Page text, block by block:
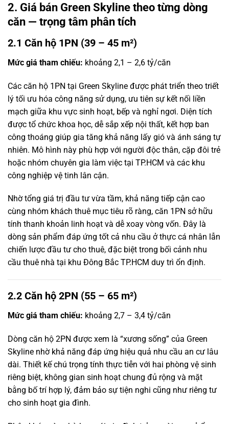
2. Giá bán Green Skyline theo từng dòng
căn — trọng tâm phân tích
2.1 Căn hộ 1PN (39 – 45 m²)
Mức giá tham chiếu: khoảng 2,1 – 2,6 tỷ/căn
Các căn hộ 1PN tại Green Skyline được phát triển theo triết
lý tối ưu hóa công năng sử dụng, ưu tiên sự kết nối liền
mạch giữa khu vực sinh hoạt, bếp và nghỉ ngơi. Diện tích
được tổ chức khoa học, dễ sắp xếp nội thất, kết hợp ban
công thoáng giúp gia tăng khả năng lấy gió và ánh sáng tự
nhiên. Mô hình này phù hợp với người độc thân, cặp đôi trẻ
hoặc nhóm chuyên gia làm việc tại TP.HCM và các khu
công nghiệp vệ tinh lân cận.
Nhờ tổng giá trị đầu tư vừa tầm, khả năng tiếp cận cao
cùng nhóm khách thuê mục tiêu rõ ràng, căn 1PN sở hữu
tính thanh khoản linh hoạt và dễ xoay vòng vốn. Đây là
dòng sản phẩm đáp ứng tốt cả nhu cầu ở thực cá nhân lẫn
chiến lược đầu tư cho thuê, đặc biệt trong bối cảnh nhu
cầu thuê nhà tại khu Đông Bắc TP.HCM duy trì ổn định.
2.2 Căn hộ 2PN (55 – 65 m²)
Mức giá tham chiếu: khoảng 2,7 – 3,4 tỷ/căn
Dòng căn hộ 2PN được xem là “xương sống” của Green
Skyline nhờ khả năng đáp ứng hiệu quả nhu cầu an cư lâu
dài. Thiết kế chú trọng tính thực tiễn với hai phòng vệ sinh
riêng biệt, không gian sinh hoạt chung đủ rộng và mặt
bằng bố trí hợp lý, đảm bảo sự tiện nghi cũng như riêng tư
cho sinh hoạt gia đình.